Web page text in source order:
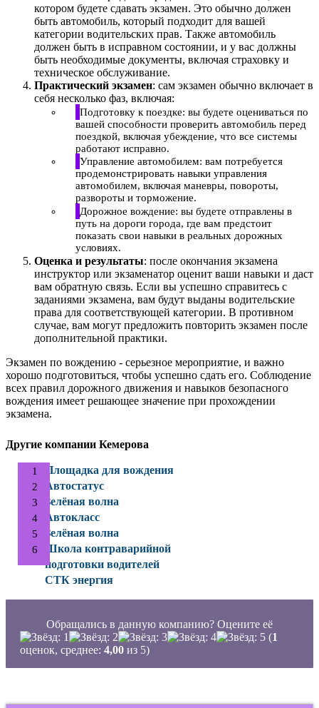
котором будете сдавать экзамен. Это обычно должен
быть автомобиль, который подходит для вашей
категории водительских прав. Также автомобиль
должен быть в исправном состоянии, и у вас должны
быть необходимые документы, включая страховку и
техническое обслуживание.
Практический экзамен: сам экзамен обычно включает в
себя несколько фаз, включая:
Подготовку к поездке: вы будете оцениваться по
вашей способности проверить автомобиль перед
поездкой, включая убеждение, что все системы
работают исправно.
Управление автомобилем: вам потребуется
продемонстрировать навыки управления
автомобилем, включая маневры, повороты,
развороты и торможение.
Дорожное вождение: вы будете отправлены в
путь на дороги города, где вам предстоит
показать свои навыки в реальных дорожных
условиях.
Оценка и результаты: после окончания экзамена
инструктор или экзаменатор оценит ваши навыки и даст
вам обратную связь. Если вы успешно справитесь с
заданиями экзамена, вам будут выданы водительские
права для соответствующей категории. В противном
случае, вам могут предложить повторить экзамен после
дополнительной практики.
Экзамен по вождению - серьезное мероприятие, и важно
хорошо подготовиться, чтобы успешно сдать его. Соблюдение
всех правил дорожного движения и навыков безопасного
вождения имеет решающее значение при прохождении
экзамена.
Другие компании Кемерова
Площадка для вождения
Автостатус
Зелёная волна
Автокласс
Зелёная волна
Школа контраварийной
подготовки водителей
СТК энергия
Обращались в данную компанию? Оцените её
(1
оценок, среднее: 4,00 из 5)